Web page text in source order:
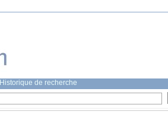
Historique de recherche